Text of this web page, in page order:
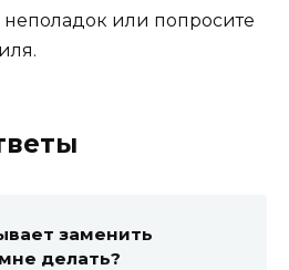
неполадок или попросите
заменить
делать?